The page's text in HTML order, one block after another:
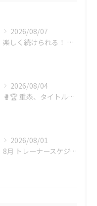
2026/08/07
楽しく続けられる！ ✨🥊
2026/08/04
🥊🏆 重森、タイトル奪取！！ 🏆🥊
2026/08/01
8月 トレーナースケジュール変更のお知らせ